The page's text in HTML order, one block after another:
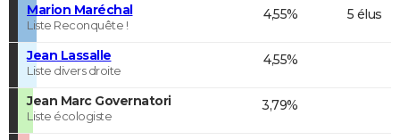
Marion Maréchal
Liste Reconquête !
4,55% 5 élus
Jean Lassalle
Liste divers droite
4,55%
Jean Marc Governatori
Liste écologiste
3,79%